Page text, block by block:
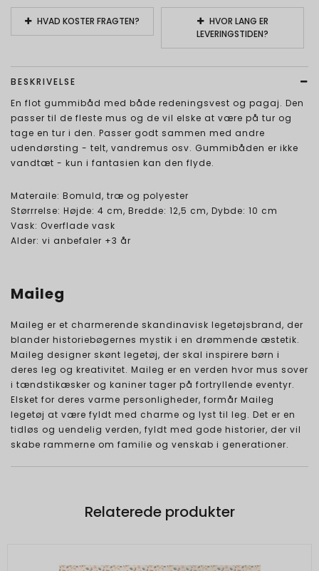
HVAD KOSTER FRAGTEN?
HVOR LANG ER
LEVERINGSTIDEN?
BESKRIVELSE
En flot gummibåd med både redeningsvest og pagaj. Den
passer til de fleste mus og de vil elske at være på tur og
tage en tur i den. Passer godt sammen med andre
udendørsting - telt, vandremus osv. Gummibåden er ikke
vandtæt - kun i fantasien kan den flyde.
Materaile: Bomuld, træ og polyester
Størrrelse: Højde: 4 cm, Bredde: 12,5 cm, Dybde: 10 cm
Vask: Overflade vask
Alder: vi anbefaler +3 år
Maileg
Maileg er et charmerende skandinavisk legetøjsbrand, der
blander historiebøgernes mystik i en drømmende æstetik.
Maileg designer skønt legetøj, der skal inspirere børn i
deres leg og kreativitet. Maileg er en verden hvor mus sover
i tændstikæsker og kaniner tager på fortryllende eventyr.
Elsket for deres varme personligheder, formår Maileg
legetøj at være fyldt med charme og lyst til leg. Det er en
tidløs og uendelig verden, fyldt med gode historier, der vil
skabe rammerne om familie og venskab i generationer.
Relaterede produkter